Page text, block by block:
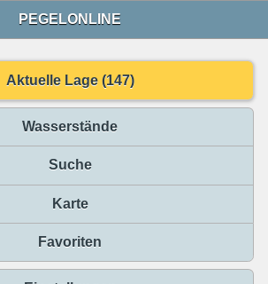
PEGELONLINE
Aktuelle Lage (147)
Wasserstände
Suche
Karte
Favoriten